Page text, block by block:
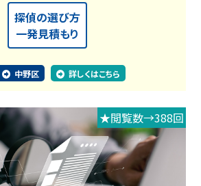
探偵の選び方
一発見積もり
中野区 詳しくはこちら
★閲覧数→388回